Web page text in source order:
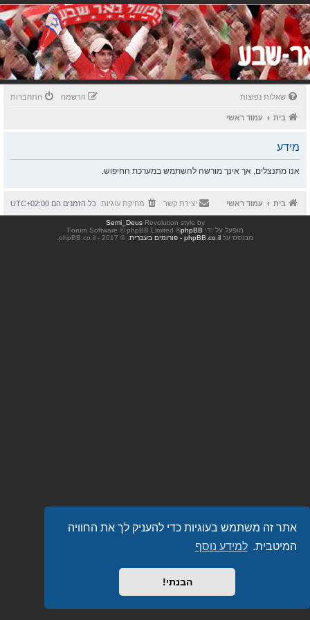
אתר זה משתמש בעוגיות כדי להעניק לך את החוויה
המיטבית. למידע נוסף
הבנתי!
שאלות נפוצות התחברות הרשמה
בית עמוד ראשי
מידע
אנו מתנצלים, אך אינך מורשה להשתמש במערכת החיפוש.
בית עמוד ראשי כל הזמנים הם UTC+02:00 מחיקת עוגיות יצירת קשר
Revolution style by
Semi_Deus
מופעל על ידי phpBB
® Forum Software © phpBB Limited
מבוסס על phpBB.co.il - פורומים בעברית . © 2017 - phpBB.co.il.